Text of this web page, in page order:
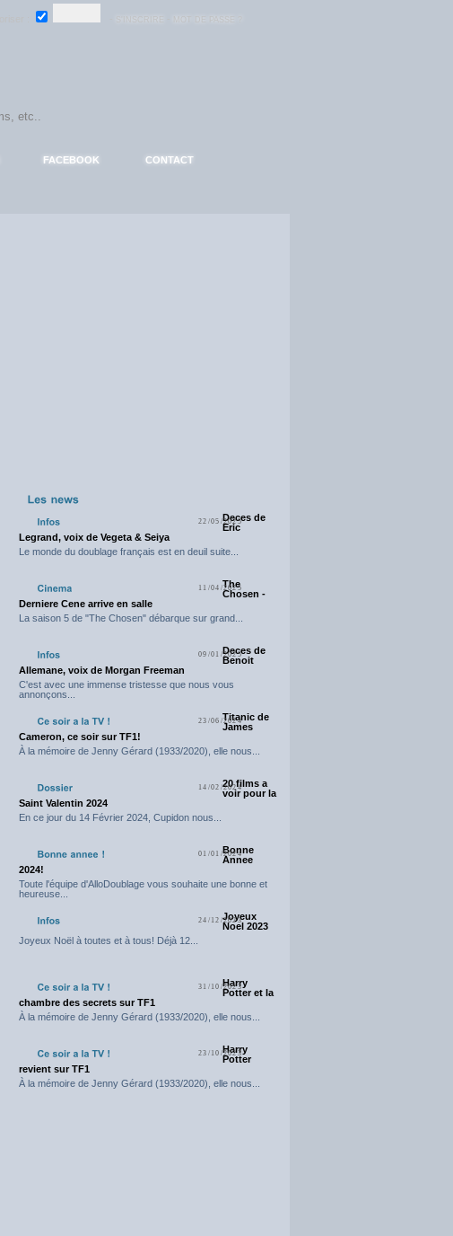
FACEBOOK CONTACT
22/05/2025Deces de
Eric
Legrand, voix de Vegeta & Seiya
Le monde du doublage français est en deuil suite...
11/04/2025
The
Chosen -
Derniere Cene arrive en salle
La saison 5 de "The Chosen" débarque sur grand...
09/01/2025Deces de
Benoit
Allemane, voix de Morgan Freeman
C'est avec une immense tristesse que nous vous
annonçons...
23/06/2024Titanic de
James
Cameron, ce soir sur TF1!
À la mémoire de Jenny Gérard (1933/2020), elle nous...
14/02/202420 films a
voir pour la
Saint Valentin 2024
En ce jour du 14 Février 2024, Cupidon nous...
01/01/2024
Bonne
Annee
2024!
Toute l'équipe d'AlloDoublage vous souhaite une bonne et
heureuse...
24/12/2023
Joyeux
Noel 2023
Joyeux Noël à toutes et à tous! Déjà 12...
31/10/2023
Harry
Potter et la
chambre des secrets sur TF1
À la mémoire de Jenny Gérard (1933/2020), elle nous...
23/10/2023
Harry
Potter
revient sur TF1
À la mémoire de Jenny Gérard (1933/2020), elle nous...